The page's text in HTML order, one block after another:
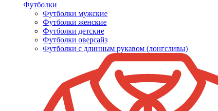
Футболки
Футболки мужские
Футболки женские
Футболки детские
Футболки оверсайз
Футболки с длинным рукавом (лонгсливы)